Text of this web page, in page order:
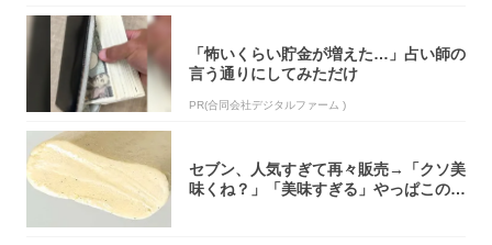
「怖いくらい貯金が増えた…」占い師の
言う通りにしてみただけ
PR(合同会社デジタルファーム )
セブン、人気すぎて再々販売→「クソ美
味くね？」「美味すぎる」やっぱこのク